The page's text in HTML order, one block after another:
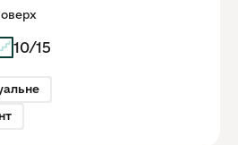
10/15